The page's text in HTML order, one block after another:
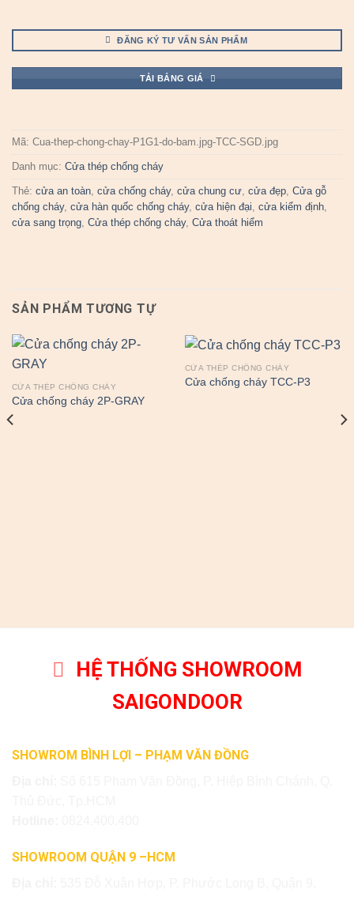
ĐĂNG KÝ TƯ VẤN SẢN PHẨM
TẢI BẢNG GIÁ
Mã: Cua-thep-chong-chay-P1G1-do-bam.jpg-TCC-SGD.jpg
Danh mục: Cửa thép chống cháy
Thẻ: cửa an toàn, cửa chống cháy, cửa chung cư, cửa đẹp, Cửa gỗ
chống cháy, cửa hàn quốc chống cháy, cửa hiện đại, cửa kiểm định,
cửa sang trọng, Cửa thép chống cháy, Cửa thoát hiểm
SẢN PHẨM TƯƠNG TỰ
CỬA THÉP CHỐNG CHÁY
Cửa chống cháy 2P-GRAY
CỬA THÉP CHỐNG CHÁY
Cửa chống cháy TCC-P3
HỆ THỐNG SHOWROOM
SAIGONDOOR
SHOWROM BÌNH LỢI – PHẠM VĂN ĐỒNG
SHOWROOM QUẬN 9 –HCM